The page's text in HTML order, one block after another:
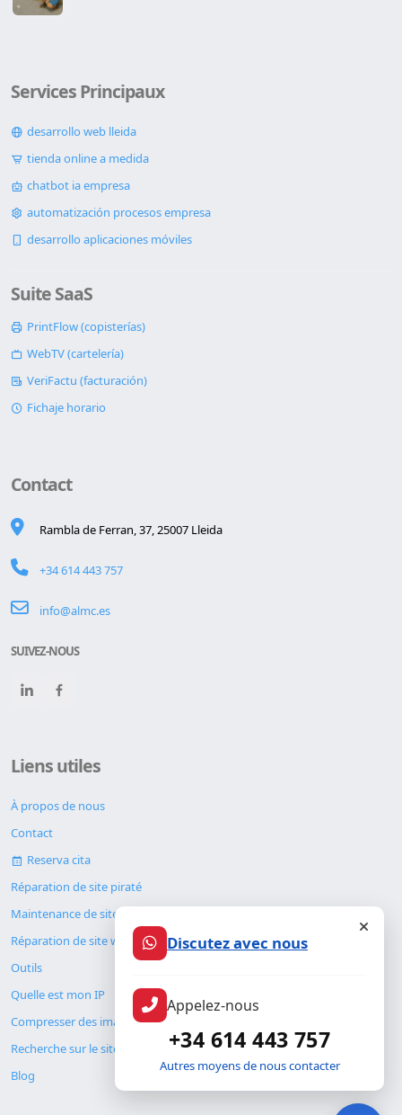
Services Principaux
desarrollo web lleida
tienda online a medida
chatbot ia empresa
automatización procesos empresa
desarrollo aplicaciones móviles
Suite SaaS
PrintFlow (copisterías)
WebTV (cartelería)
VeriFactu (facturación)
Fichaje horario
Contact
Rambla de Ferran, 37, 25007 Lleida
+34 614 443 757
info@almc.es
SUIVEZ-NOUS
Liens utiles
À propos de nous
Contact
Reserva cita
Réparation de site piraté
Maintenance de site web
Réparation de site web
Outils
Quelle est mon IP
Compresser des images
Recherche sur le site
Blog
Discutez avec nous
Appelez-nous
+34 614 443 757
Autres moyens de nous contacter